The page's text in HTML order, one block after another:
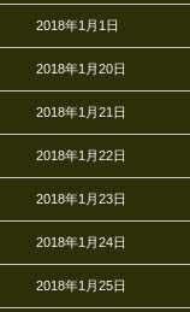
2018年1月1日
2018年1月20日
2018年1月21日
2018年1月22日
2018年1月23日
2018年1月24日
2018年1月25日